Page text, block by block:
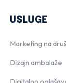
USLUGE
Marketing na
Dizajn ambalaže
Digitalno